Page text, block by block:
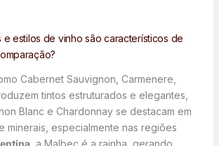
e estilos de vinho são característicos de
Cabernet Sauvignon, Carmenere,
tintos estruturados e elegantes,
Blanc e Chardonnay se destacam em
minerais, especialmente nas regiões
, a Malbec é a rainha, gerando